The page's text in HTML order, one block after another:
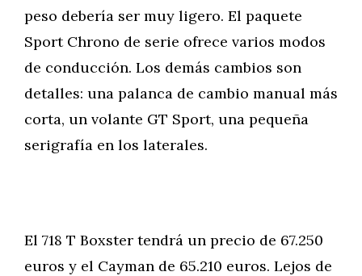
peso debería ser muy ligero. El paquete
Sport Chrono de serie ofrece varios modos
de conducción. Los demás cambios son
detalles: una palanca de cambio manual más
corta, un volante GT Sport, una pequeña
serigrafía en los laterales.
El 718 T Boxster tendrá un precio de 67.250
euros y el Cayman de 65.210 euros. Lejos de